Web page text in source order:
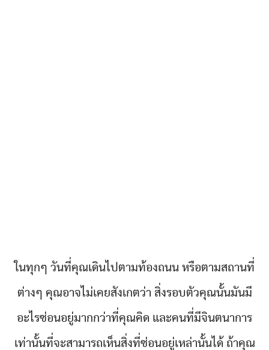
ในทุกๆ วันที่คุณเดินไปตามท้องถนน หรือตามสถานที่
ต่างๆ คุณอาจไม่เคยสังเกตว่า สิ่งรอบตัวคุณนั้นมันมี
อะไรซ่อนอยู่มากกว่าที่คุณคิด และคนที่มีจินตนาการ
เท่านั้นที่จะสามารถเห็นสิ่งที่ซ่อนอยู่เหล่านั้นได้ ถ้าคุณ